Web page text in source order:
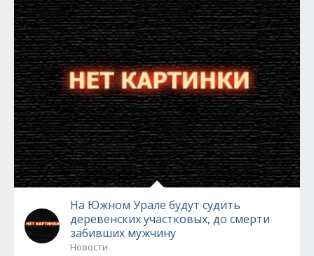
На Южном Урале будут судить
деревенских участковых, до смерти
забивших мужчину
Новости